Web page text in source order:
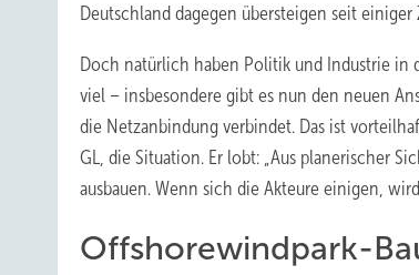
Deutschland dagegen übersteigen seit
Doch natürlich haben Politik und Industrie in
viel – insbesondere gibt es nun den neuen
die Netzanbindung verbindet. Das ist
GL, die Situation. Er lobt: „Aus planerischer
ausbauen. Wenn sich die Akteure einigen,
Offshorewindpark-